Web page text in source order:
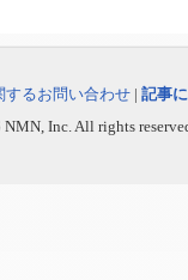
するお問い合わせ | 記事
Inc. All rights